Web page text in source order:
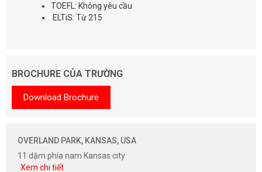
TOEFL: Không yêu cầu
ELTiS: Từ 215
BROCHURE CỦA TRƯỜNG
Download Brochure
OVERLAND PARK, KANSAS, USA
11 dặm phía nam Kansas city
Xem chi tiết